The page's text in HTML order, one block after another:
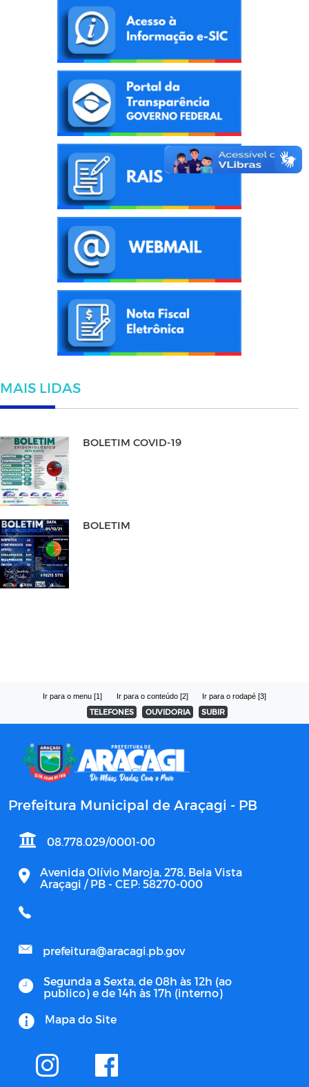
MAIS LIDAS
BOLETIM COVID-19
BOLETIM
Ir para o menu [1] Ir para o conteúdo [2] Ir para o rodapé [3]
TELEFONES OUVIDORIA SUBIR
Prefeitura Municipal de Araçagi - PB
08.778.029/0001-00
Avenida Olívio Maroja, 278, Bela Vista
Araçagi / PB - CEP: 58270-000
prefeitura@aracagi.pb.gov
Segunda a Sexta, de 08h às 12h (ao
publico) e de 14h às 17h (interno)
Mapa do Site